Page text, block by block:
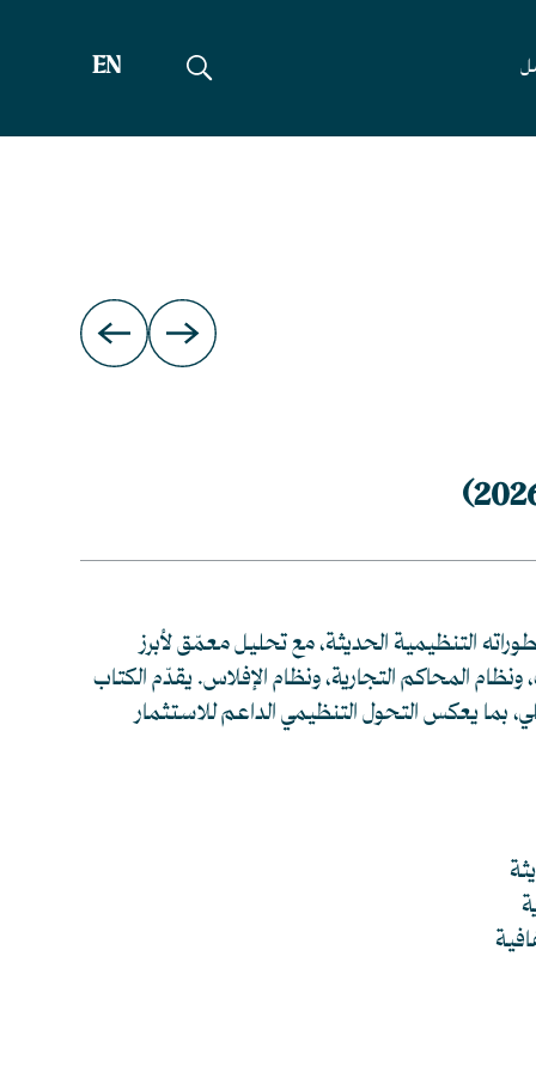
EN
التنظيمية الحديثة، مع تحليل معمّق لأبرز
المحاكم التجارية، ونظام الإفلاس. يقدّم الكتاب
بما يعكس التحول التنظيمي الداعم للاستثمار